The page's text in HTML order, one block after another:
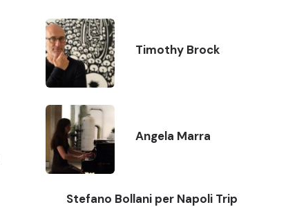
Timothy Brock
Angela Marra
Stefano Bollani per Napoli Trip